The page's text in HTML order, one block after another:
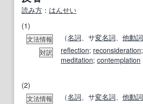
読み方 ： はんせい
(1)
文法情報 （名詞、サ変名詞、 他動詞
対訳 reflection; reconsideration;
meditation; contemplation
(2)
文法情報 （名詞、サ変名詞、 他動詞